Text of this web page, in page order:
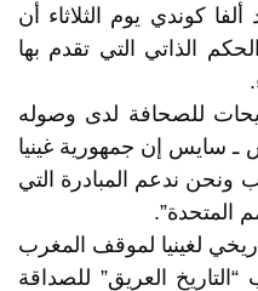
كوندي يوم الثلاثاء أن
الذاتي التي تقدم بها
للصحافة لدى وصوله
ـ سايس إن جمهورية غينيا
ندعم المبادرة التي
المتحدة”.
لغينيا لموقف المغرب
العريق” للصداقة